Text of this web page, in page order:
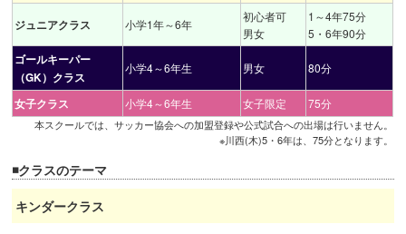
本スクールでは、サッカー協会への加盟登録や公式試合への出場は行いません。
※川西(木)5・6年は、75分となります。
ジュニアクラス 小学1年～6年
初心者可
男女
1～4年75分
5・6年90分
ゴールキーパー
（GK）クラス
小学4～6年生 男女 80分
女子クラス 小学4～6年生 女子限定 75分
◾️クラスのテーマ
キンダークラス